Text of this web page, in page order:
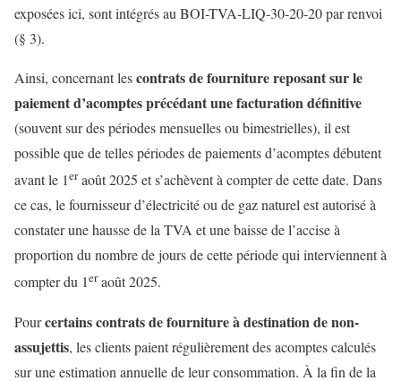
exposées ici, sont intégrés au BOI-TVA-LIQ-30-20-20 par renvoi
(§ 3).
Ainsi, concernant lescontrats de fourniture reposant sur le
paiement d’acomptes précédant une facturation définitive
(souvent sur des périodes mensuelles ou bimestrielles), il est
possible que de telles périodes de paiements d’acomptes débutent
avant le 1eraoût 2025 et s’achèvent à compter de cette date. Dans
ce cas, le fournisseur d’électricité ou de gaz naturel est autorisé à
constater une hausse de la TVA et une baisse de l’accise à
proportion du nombre de jours de cette période qui interviennent à
compter du 1eraoût 2025.
Pourcertains contrats de fourniture à destination de non-
assujettis, les clients paient régulièrement des acomptes calculés
sur une estimation annuelle de leur consommation. À la fin de la